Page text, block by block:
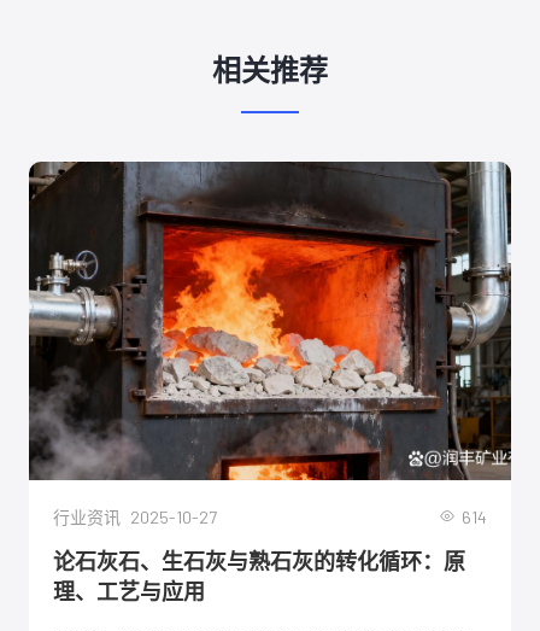
相关推荐
行业资讯 2025-10-27 614
论石灰石、生石灰与熟石灰的转化循环：原
理、工艺与应用